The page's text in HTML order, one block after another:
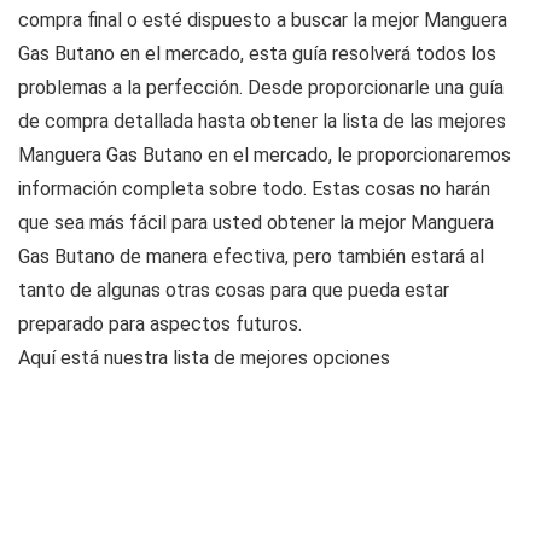
compra final o esté dispuesto a buscar la mejor Manguera
Gas Butano en el mercado, esta guía resolverá todos los
problemas a la perfección. Desde proporcionarle una guía
de compra detallada hasta obtener la lista de las mejores
Manguera Gas Butano en el mercado, le proporcionaremos
información completa sobre todo. Estas cosas no harán
que sea más fácil para usted obtener la mejor Manguera
Gas Butano de manera efectiva, pero también estará al
tanto de algunas otras cosas para que pueda estar
preparado para aspectos futuros.
Aquí está nuestra lista de mejores opciones